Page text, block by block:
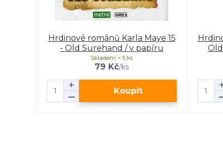
Hrdinové románů Karla Maye 15
- Old Surehand / v papíru
79 Kč/ks
Skladem > 5 ks
Koupit